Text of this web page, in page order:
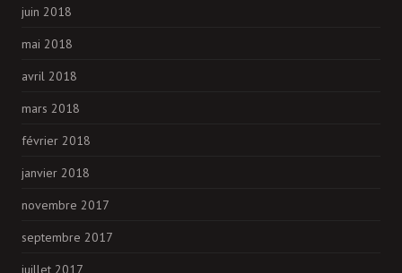
juin 2018
mai 2018
avril 2018
mars 2018
février 2018
janvier 2018
novembre 2017
septembre 2017
juillet 2017